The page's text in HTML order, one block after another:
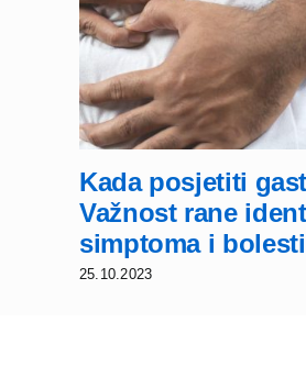
Kada posjetiti
Važnost rane
simptoma i bolesti
25.10.2023